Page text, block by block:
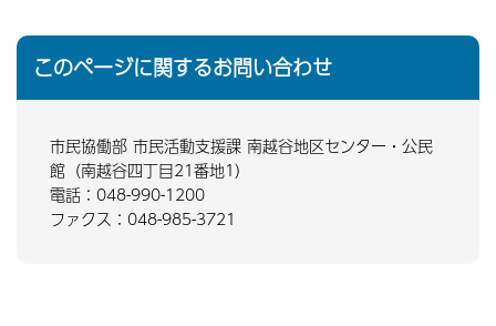
このページに関するお問い合わせ
市民協働部 市民活動支援課 南越谷地区センター・公民
館（南越谷四丁目21番地1）
電話：048-990-1200
ファクス：048-985-3721